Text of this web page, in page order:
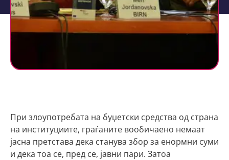
При злоупотребата на буџетски средства од страна
на институциите, граѓаните вообичаено немаат
јасна претстава дека станува збор за енормни суми
и дека тоа се, пред се, јавни пари. Затоа